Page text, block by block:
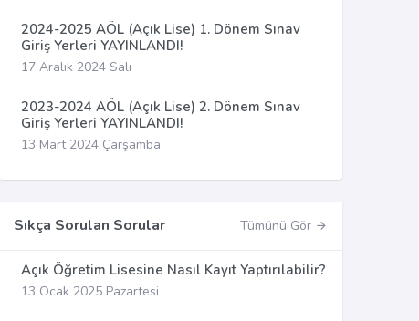
2024-2025 AÖL (Açık Lise) 1. Dönem Sınav
Giriş Yerleri YAYINLANDI!
17 Aralık 2024 Salı
2023-2024 AÖL (Açık Lise) 2. Dönem Sınav
Giriş Yerleri YAYINLANDI!
13 Mart 2024 Çarşamba
Sıkça Sorulan Sorular Tümünü Gör
Açık Öğretim Lisesine Nasıl Kayıt Yaptırılabilir?
13 Ocak 2025 Pazartesi